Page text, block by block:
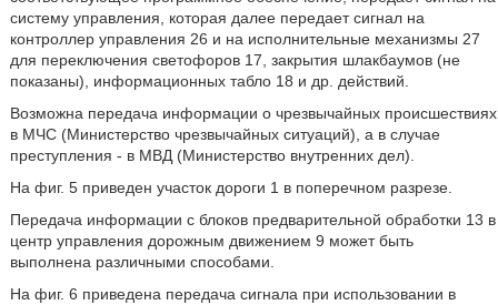
систему управления, которая далее передает сигнал на
контроллер управления 26 и на исполнительные механизмы 27
для переключения светофоров 17, закрытия шлакбаумов (не
показаны), информационных табло 18 и др. действий.
Возможна передача информации о чрезвычайных происшествиях
в МЧС (Министерство чрезвычайных ситуаций), а в случае
преступления - в МВД (Министерство внутренних дел).
На фиг. 5 приведен участок дороги 1 в поперечном разрезе.
Передача информации с блоков предварительной обработки 13 в
центр управления дорожным движением 9 может быть
выполнена различными способами.
На фиг. 6 приведена передача сигнала при использовании в